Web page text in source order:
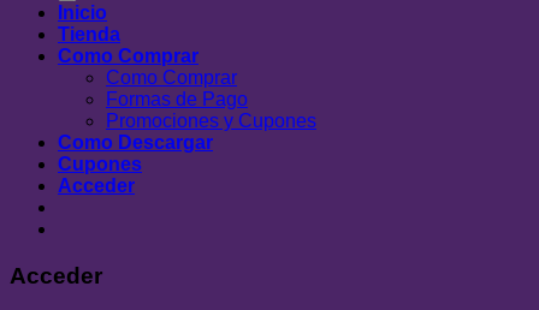
Inicio
Tienda
Como Comprar
Como Comprar
Formas de Pago
Promociones y Cupones
Como Descargar
Cupones
Acceder
Acceder